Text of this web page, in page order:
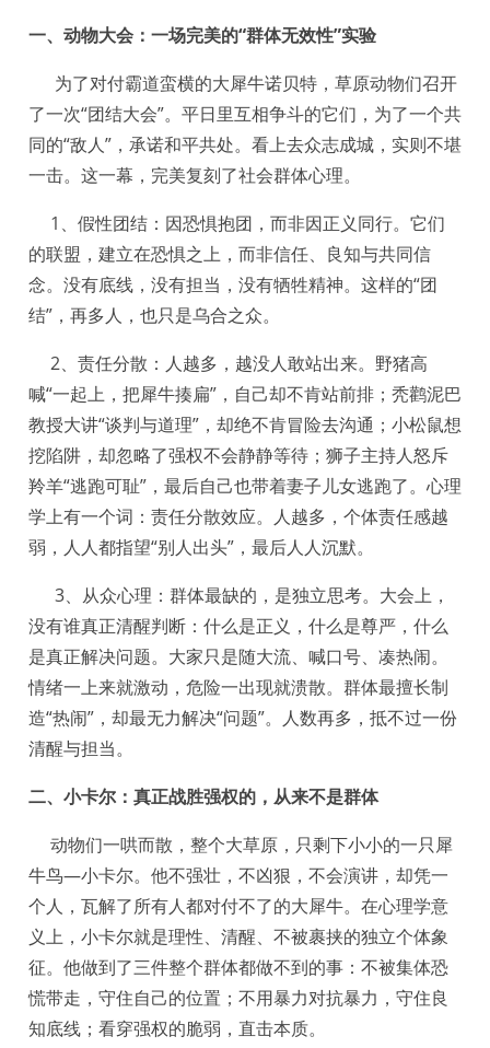
一、动物大会：一场完美的“群体无效性”实验
为了对付霸道蛮横的大犀牛诺贝特，草原动物们召开
了一次“团结大会”。平日里互相争斗的它们，为了一个共
同的“敌人”，承诺和平共处。看上去众志成城，实则不堪
一击。这一幕，完美复刻了社会群体心理。
1、假性团结：因恐惧抱团，而非因正义同行。它们
的联盟，建立在恐惧之上，而非信任、良知与共同信
念。没有底线，没有担当，没有牺牲精神。这样的“团
结”，再多人，也只是乌合之众。
2、责任分散：人越多，越没人敢站出来。野猪高
喊“一起上，把犀牛揍扁”，自己却不肯站前排；秃鹳泥巴
教授大讲“谈判与道理”，却绝不肯冒险去沟通；小松鼠想
挖陷阱，却忽略了强权不会静静等待；狮子主持人怒斥
羚羊“逃跑可耻”，最后自己也带着妻子儿女逃跑了。心理
学上有一个词：责任分散效应。人越多，个体责任感越
弱，人人都指望“别人出头”，最后人人沉默。
3、从众心理：群体最缺的，是独立思考。大会上，
没有谁真正清醒判断：什么是正义，什么是尊严，什么
是真正解决问题。大家只是随大流、喊口号、凑热闹。
情绪一上来就激动，危险一出现就溃散。群体最擅长制
造“热闹”，却最无力解决“问题”。人数再多，抵不过一份
清醒与担当。
二、小卡尔：真正战胜强权的，从来不是群体
动物们一哄而散，整个大草原，只剩下小小的一只犀
牛鸟—小卡尔。他不强壮，不凶狠，不会演讲，却凭一
个人，瓦解了所有人都对付不了的大犀牛。在心理学意
义上，小卡尔就是理性、清醒、不被裹挟的独立个体象
征。他做到了三件整个群体都做不到的事：不被集体恐
慌带走，守住自己的位置；不用暴力对抗暴力，守住良
知底线；看穿强权的脆弱，直击本质。